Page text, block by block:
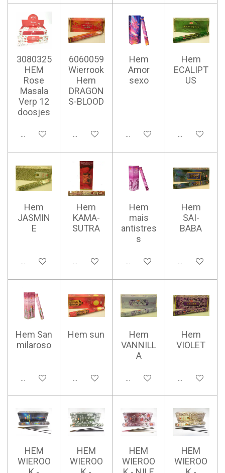
3080325
HEM
Rose
Masala
Verp 12
doosjes
Ajouter au panier
6060059
Wierrook
Hem
DRAGON
S-BLOOD
Ajouter au panier
Hem
Amor
sexo
Ajouter au panier
Hem
ECALIPT
US
Ajouter au
Hem
JASMIN
E
Ajouter au panier
Hem
KAMA-
SUTRA
Ajouter au panier
Hem
mais
antistres
s
Ajouter au panier
Hem
SAI-
BABA
Ajouter au
Hem San
milaroso
Ajouter au panier
Hem sun
Ajouter au panier
Hem
VANNILL
A
Ajouter au panier
Hem
VIOLET
Ajouter au
HEM
WIEROO
HEM
WIEROO
HEM
WIEROO
HEM
WIEROO